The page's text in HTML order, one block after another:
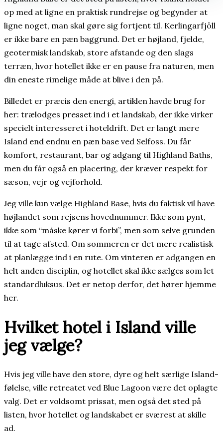
op med at ligne en praktisk rundrejse og begynder at
ligne noget, man skal gøre sig fortjent til. Kerlingarfjöll
er ikke bare en pæn baggrund. Det er højland, fjelde,
geotermisk landskab, store afstande og den slags
terræn, hvor hotellet ikke er en pause fra naturen, men
din eneste rimelige måde at blive i den på.
Billedet er præcis den energi, artiklen havde brug for
her: trælodges presset ind i et landskab, der ikke virker
specielt interesseret i hoteldrift. Det er langt mere
Island end endnu en pæn base ved Selfoss. Du får
komfort, restaurant, bar og adgang til Highland Baths,
men du får også en placering, der kræver respekt for
sæson, vejr og vejforhold.
Jeg ville kun vælge Highland Base, hvis du faktisk vil have
højlandet som rejsens hovednummer. Ikke som pynt,
ikke som “måske kører vi forbi”, men som selve grunden
til at tage afsted. Om sommeren er det mere realistisk
at planlægge ind i en rute. Om vinteren er adgangen en
helt anden disciplin, og hotellet skal ikke sælges som let
standardluksus. Det er netop derfor, det hører hjemme
her.
Hvilket hotel i Island ville
jeg vælge?
Hvis jeg ville have den store, dyre og helt særlige Island-
følelse, ville retreatet ved Blue Lagoon være det oplagte
valg. Det er voldsomt prissat, men også det sted på
listen, hvor hotellet og landskabet er sværest at skille
ad.